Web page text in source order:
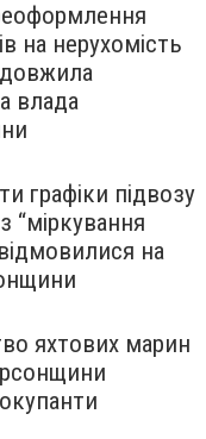
на нерухомість
влада
графіки підвозу
“міркування
на
яхтових марин